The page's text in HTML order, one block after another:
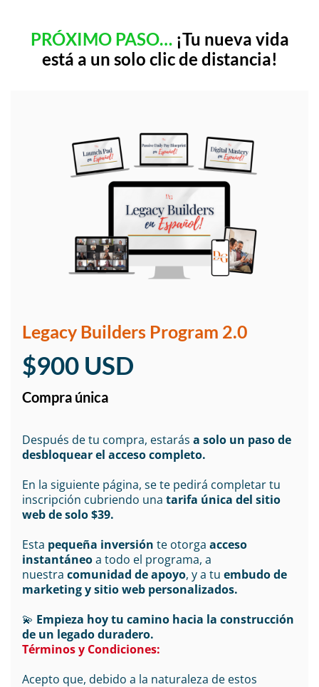
PRÓXIMO PASO… ¡Tu nueva vida
está a un solo clic de distancia!
Legacy Builders Program 2.0
$900 USD
Compra única
Después de tu compra, estarás a solo un paso de
desbloquear el acceso completo.
En la siguiente página, se te pedirá completar tu
inscripción cubriendo una tarifa única del sitio
web de solo $39.
Esta pequeña inversión te otorga acceso
instantáneoa todo el programa, a
nuestra comunidad de apoyo, y a tu embudo de
marketing y sitio web personalizados.
💫 Empieza hoy tu camino hacia la construcción
de un legado duradero.
Términos y Condiciones:
Acepto que, debido a la naturaleza de estos